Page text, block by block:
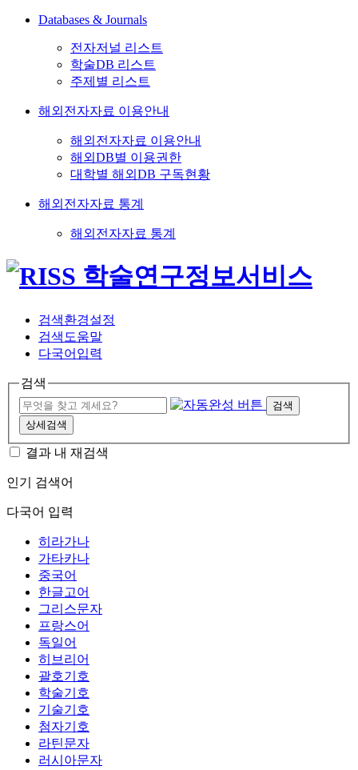
Databases & Journals
전자저널 리스트
학술DB 리스트
주제별 리스트
해외전자자료 이용안내
해외전자자료 이용안내
해외DB별 이용권한
대학별 해외DB 구독현황
해외전자자료 통계
해외전자자료 통계
검색환경설정
검색도움말
다국어입력
검색
검색
상세검색
결과 내 재검색
인기 검색어
다국어 입력
히라가나
가타카나
중국어
한글고어
그리스문자
프랑스어
독일어
히브리어
괄호기호
학술기호
기술기호
첨자기호
라틴문자
러시아문자